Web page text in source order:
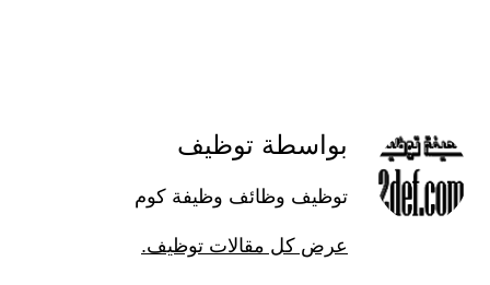
بواسطة توظيف
توظيف وظائف وظيفة كوم
عرض كل مقالات توظيف.